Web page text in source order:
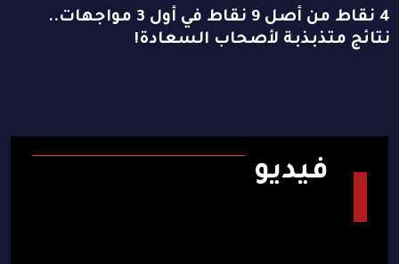
4 نقاط من أصل 9 نقاط في أول 3 مواجهات..
نتائج متذبذبة لأصحاب السعادة!
فيديو